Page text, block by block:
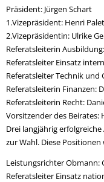
Präsident: Jürgen Schart
1.Vizepräsident: Henri
2.Vizepräsidentin: Ulrike
Referatsleiterin
Referatsleiter Einsatz
Referatsleiter Technik und
Referatsleiterin Finanzen:
Referatsleiterin Recht:
Vorsitzender des Beirates:
Drei langjährig
zur Wahl. Diese
Leistungsrichter Obmann:
Referatsleiter Einsatz